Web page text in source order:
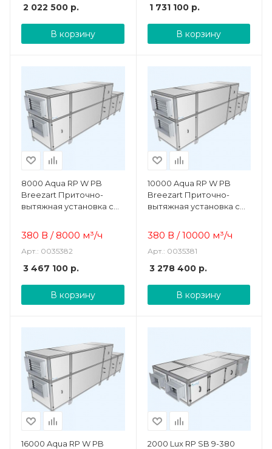
2 022 500 р.
В корзину
1 731 100р.
В корзину
8000 Aqua RP W PB
Breezart Приточно-
вытяжная установка с
водяным охладителем
380 В / 8000 м³/ч
Арт.: 0035382
3 467 100 р.
В корзину
10000 Aqua RP W PB
Breezart Приточно-
вытяжная установка с
водяным охладителем
(без стоимости с/у)
380 В / 10000 м³/ч
Арт.: 0035381
3 278 400р.
В корзину
16000 Aqua RP W PB
2000 Lux RP SB 9-380